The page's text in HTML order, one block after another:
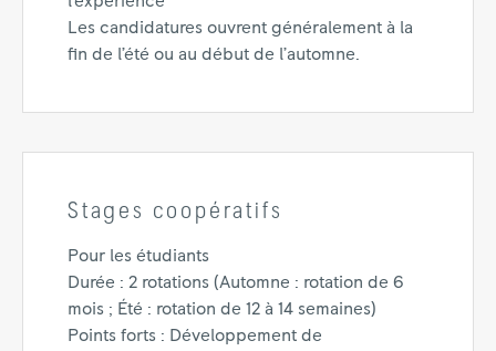
Les candidatures ouvrent généralement à la
fin de l’été ou au début de l’automne.
Stages coopératifs
Pour les étudiants
Durée : 2 rotations (Automne : rotation de 6
mois ; Été : rotation de 12 à 14 semaines)
Points forts : Développement de